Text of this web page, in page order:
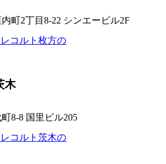
町2丁目8-22 シンエービル2F
コルト枚方の
木
8-8 国里ビル205
コルト茨木の